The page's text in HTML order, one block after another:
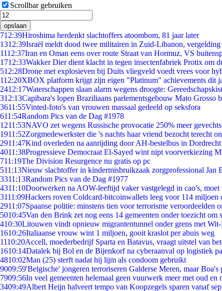
Scrollbar gebruiken
opslaan
712:39Hiroshima herdenkt slachtoffers atoombom, 81 jaar later
1312:39Israël meldt dood twee militairen in Zuid-Libanon, vergelding
1112:37Iran en Oman eens over route Straat van Hormuz, VS
1712:33Wakker Dier dient klacht in tegen insectenfabriek Protix om
512:28Drone met explosieven bij Duits vliegveld voedt vrees voor
112:20XBOX platform krijgt zijn eigen "Platinum" achievements dit
2412:17Waterschappen slaan alarm wegens droogte:
312:13Capibara's lopen Braziliaans parlementsgebouw Mato Grosso
3611:55Vinted-foto's van vrouwen massaal gedeeld op seksfora
611:54Random Pics van de Dag #1978
1211:53NAVO zet wegens Russische provocatie 250% meer
1911:52Zorgmedewerkster die 's nachts haar vriend bezocht terecht
2911:47Kind overleden na aanrijding door AH-bestelbus in Dordrecht
4011:38Progressieve Democraat El-Sayed wint nipt voorverkiezing
711:19The Division Resurgence nu gratis op pc
511:13Nieuw slachtoffer in kindermisbruikzaak zorgprofessional Jan
3311:13Random Pics van de Dag #1977
4311:10Doorwerken na AOW-leeftijd vaker vastgelegd in cao's,
3111:09Hackers roven Coldcard-bitcoinwallets leeg voor 114 miljoen
2911:07Spaanse politie: minstens tien voor terrorisme veroordeelden
5010:45Van den Brink zet nog eens 14 gemeenten onder toezicht om
410:30Litouwen vindt opnieuw migrantentunnel onder grens met Wit-
1610:26Italiaanse vrouw wint 1 miljoen, gooit kraslot per abuis weg
1110:20Accell, moederbedrijf Sparta en Batavus, vraagt uitstel van
1610:14Datalek bij Bol en de Bijenkorf na cyberaanval op logistiek
4810:02Man (25) sterft nadat hij lijm als condoom gebruikt
9009:59'Belgische' jongeren terroriseren Galderse Meren, maar Boa's
7909:56In veel gemeenten helemaal geen vuurwerk meer met oud en
3409:49Albert Heijn halveert tempo van Koopzegels sparen vanaf